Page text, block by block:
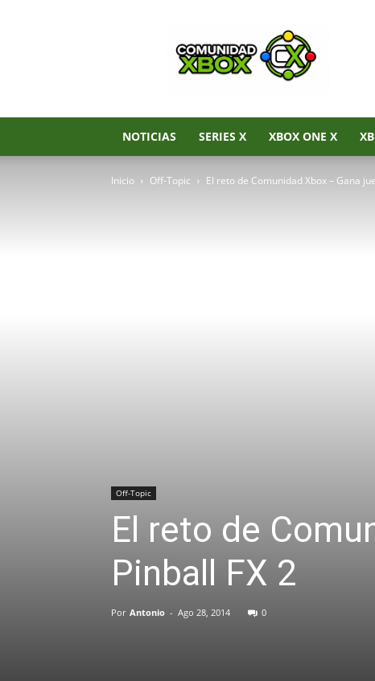
Noticias
de
Xbox
Series
Xbox
One
360
NOTICIAS SERIES X XBOX ONE X
Inicio Off-Topic El reto de Comunidad Xbox – Gana
Off-Topic
El reto de
Pinball FX 2
Por Antonio - Ago 28, 2014 0